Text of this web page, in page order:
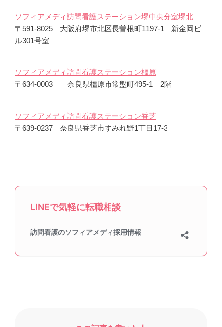
ソフィアメディ訪問看護ステーション堺中央分室堺北
〒591-8025 大阪府堺市北区長曽根町1197-1 新金岡ビ
ル301号室
ソフィアメディ訪問看護ステーション橿原
〒634-0003 奈良県橿原市常盤町495-1 2階
ソフィアメディ訪問看護ステーション香芝
〒639-0237 奈良県香芝市すみれ野1丁目17-3